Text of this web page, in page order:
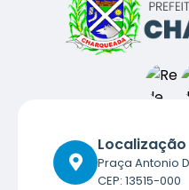
Localização
Praça Antonio
CEP: 13515-000